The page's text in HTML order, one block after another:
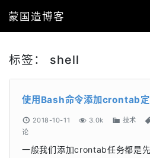
蒙国造博客
标签： shell
使用Bash命令添加crontab定
2018-10-11 3.0k 技术
论
一般我们添加crontab任务都是